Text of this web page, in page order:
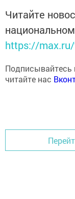
Читайте
https://
Подписывайтесь
читайте нас